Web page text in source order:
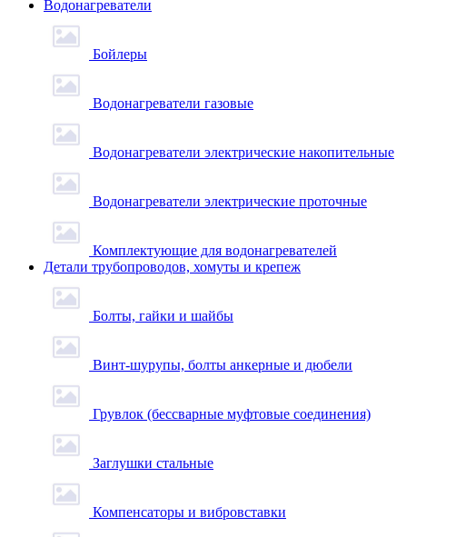
Водонагреватели
Бойлеры
Водонагреватели газовые
Водонагреватели электрические накопительные
Водонагреватели электрические проточные
Комплектующие для водонагревателей
Детали трубопроводов, хомуты и крепеж
Болты, гайки и шайбы
Винт-шурупы, болты анкерные и дюбели
Грувлок (бессварные муфтовые соединения)
Заглушки стальные
Компенсаторы и вибровставки